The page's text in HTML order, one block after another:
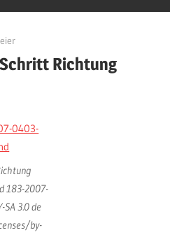
Richtung
183-2007-
SA 3.0 de
by-